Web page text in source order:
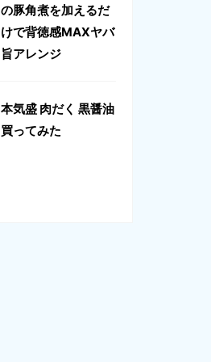
の豚角煮を加えるだ
けで背徳感MAXヤバ
旨アレンジ
本気盛 肉だく 黒醤油
買ってみた